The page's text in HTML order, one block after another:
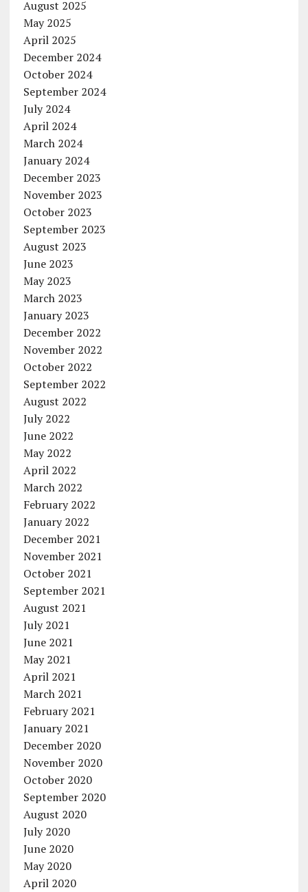
August 2025
May 2025
April 2025
December 2024
October 2024
September 2024
July 2024
April 2024
March 2024
January 2024
December 2023
November 2023
October 2023
September 2023
August 2023
June 2023
May 2023
March 2023
January 2023
December 2022
November 2022
October 2022
September 2022
August 2022
July 2022
June 2022
May 2022
April 2022
March 2022
February 2022
January 2022
December 2021
November 2021
October 2021
September 2021
August 2021
July 2021
June 2021
May 2021
April 2021
March 2021
February 2021
January 2021
December 2020
November 2020
October 2020
September 2020
August 2020
July 2020
June 2020
May 2020
April 2020